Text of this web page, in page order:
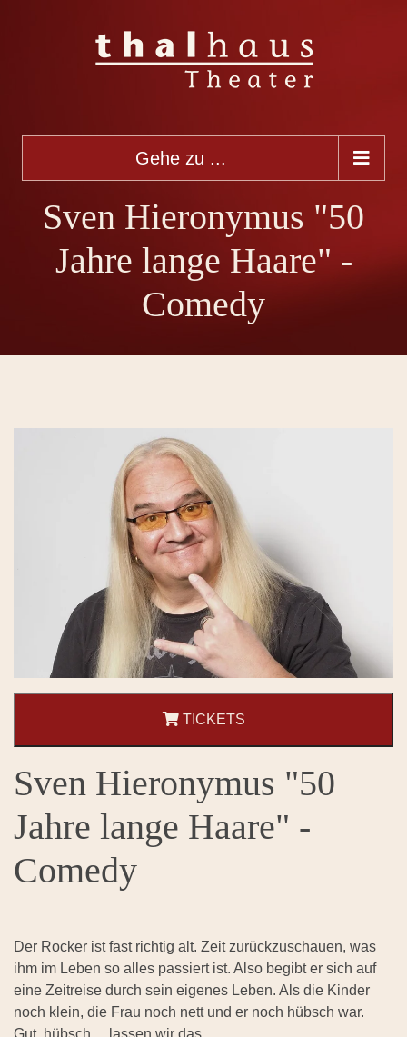
Gehe zu ...
Sven Hieronymus "50
Jahre lange Haare" -
Comedy
TICKETS
Sven Hieronymus "50
Jahre lange Haare" -
Comedy
Der Rocker ist fast richtig alt. Zeit zurückzuschauen, was
ihm im Leben so alles passiert ist. Also begibt er sich auf
eine Zeitreise durch sein eigenes Leben. Als die Kinder
noch klein, die Frau noch nett und er noch hübsch war.